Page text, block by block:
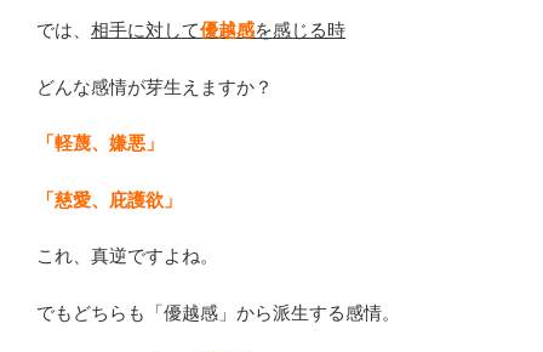
では、 相手に対して優越感を感じる時
どんな感情が芽生えますか？
「軽蔑、嫌悪」
「慈愛、庇護欲」
これ、真逆ですよね。
でもどちらも「優越感」から派生する感情。